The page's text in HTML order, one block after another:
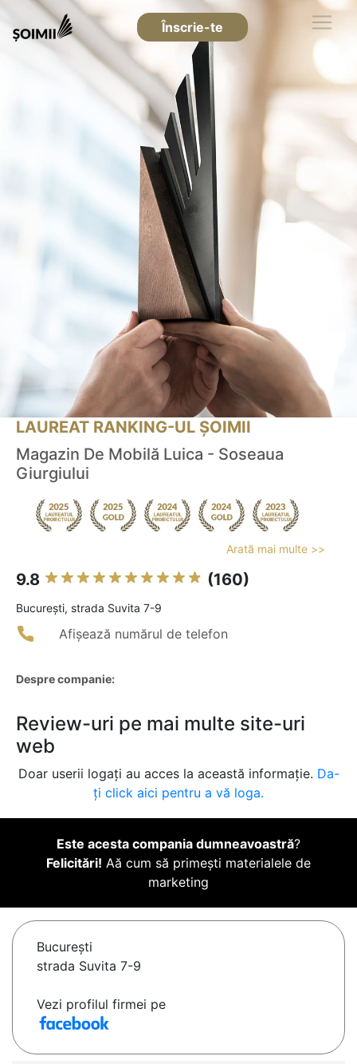
Înscrie-te
LAUREAT RANKING-UL ȘOIMII
Magazin De Mobilă Luica - Soseaua
Giurgiului
Arată mai multe >>
9.8 (160)
Bucureşti, strada Suvita 7-9
Afișează numărul de telefon
Despre companie:
Review-uri pe mai multe site-uri
web
Doar userii logați au acces la această informație. Da-
ți click aici pentru a vă loga.
Este acesta compania dumneavoastră?
Felicitări! Aă cum să primești materialele de
marketing
Bucureşti
strada Suvita 7-9
Vezi profilul firmei pe